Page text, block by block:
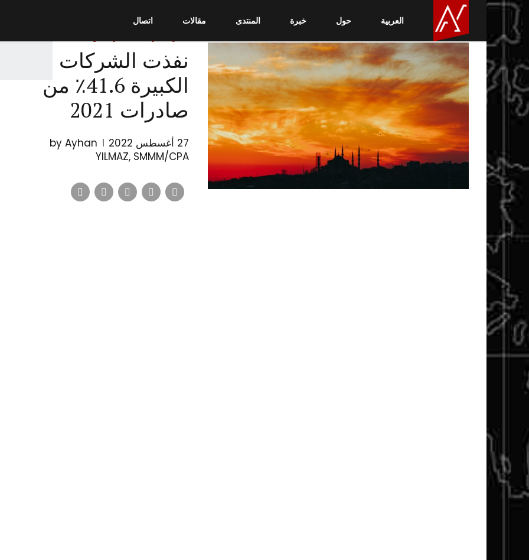
العربية حول خبرة المنتدى مقالات اتصال
نفذت الشركات
الكبيرة 41.6٪ من
صادرات 2021
27 أغسطس 2022
by Ayhan
YILMAZ, SMMM/CPA